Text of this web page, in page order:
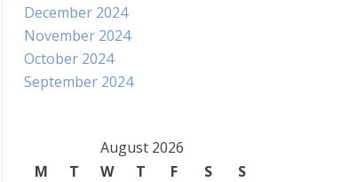
December 2024
November 2024
October 2024
September 2024
August 2026
M
T W T F S
S